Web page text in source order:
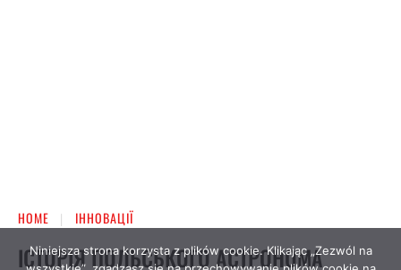
Niniejsza strona korzysta z plików cookie. Klikając „Zezwól na